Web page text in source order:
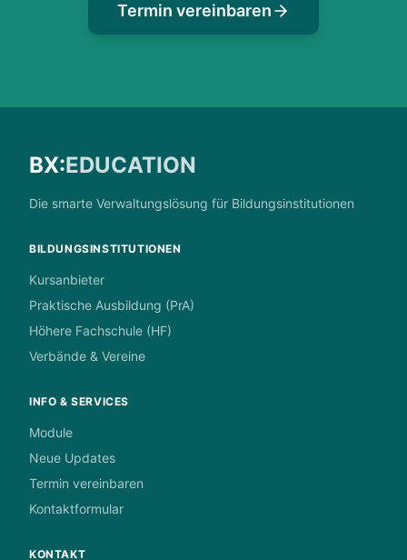
Termin vereinbaren
BX:EDUCATION
Die smarte Verwaltungslösung für Bildungsinstitutionen
BILDUNGSINSTITUTIONEN
Kursanbieter
Praktische Ausbildung (PrA)
Höhere Fachschule (HF)
Verbände & Vereine
INFO & SERVICES
Module
Neue Updates
Termin vereinbaren
Kontaktformular
KONTAKT